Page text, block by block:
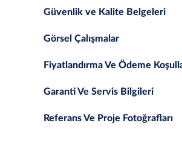
Güvenlik ve Kalite Belgeleri
Görsel Çalışmalar
Fiyatlandırma Ve Ödeme
Garanti Ve Servis Bilgileri
Referans Ve Proje Fotoğrafları